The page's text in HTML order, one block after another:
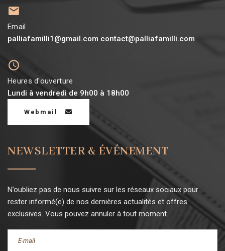
Email
palliafamilli1@gmail.com contact@palliafamilli.com
Heures d'ouverture
Lundi à vendredi de 9h00 à 18h00
Webmail
NEWSLETTER & ÉVÉNEMENT
N’oubliez pas de nous suivre sur les réseaux sociaux pour
rester informé(e) de nos dernières actualités et offres
exclusives. Vous pouvez annuler à tout moment.